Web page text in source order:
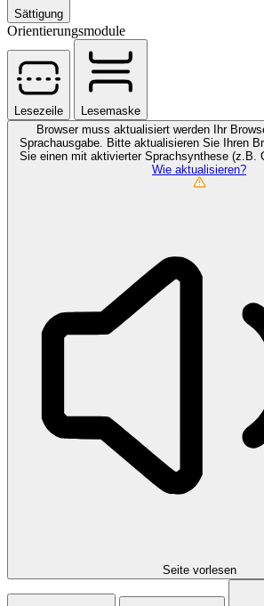
Sättigung
Orientierungsmodule
Lesezeile
Lesemaske
Browser muss aktualisiert werden Ihr
Sprachausgabe. Bitte aktualisieren Sie Ihren
Sie einen mit aktivierter Sprachsynthese (z.B.
Wie aktualisieren?
Seite vorlesen